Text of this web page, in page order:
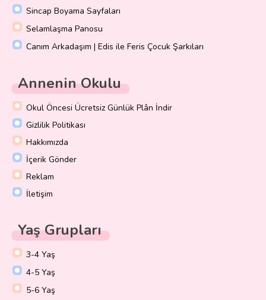
Sincap Boyama Sayfaları
Selamlaşma Panosu
Canım Arkadaşım | Edis ile Feris Çocuk Şarkıları
Annenin Okulu
Okul Öncesi Ücretsiz Günlük Plân İndir
Gizlilik Politikası
Hakkımızda
İçerik Gönder
Reklam
İletişim
Yaş Grupları
3-4 Yaş
4-5 Yaş
5-6 Yaş